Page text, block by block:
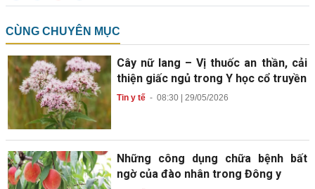
CÙNG CHUYÊN MỤC
Cây nữ lang – Vị thuốc an thần, cải
thiện giấc ngủ trong Y học cổ truyền
Tin y tế- 08:30 | 29/05/2026
Những công dụng chữa bệnh bất
ngờ của đào nhân trong Đông y